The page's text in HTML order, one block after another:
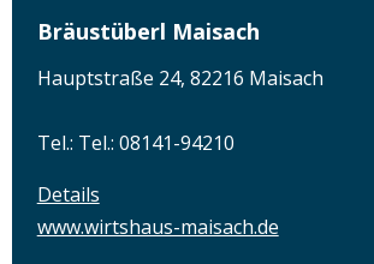
Bräustüberl Maisach
Hauptstraße 24, 82216 Maisach
Tel.: Tel.: 08141-94210
Details
www.wirtshaus-maisach.de